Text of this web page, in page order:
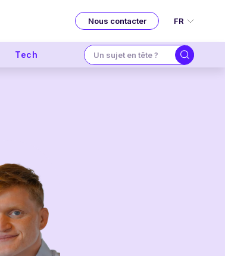
Nous contacter FR
Tech